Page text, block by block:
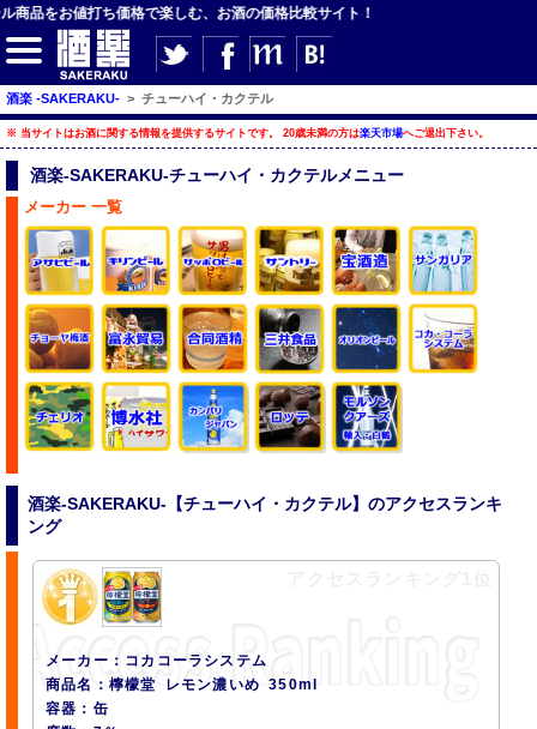
をお値打ち価格で楽しむ、お酒の価格比較サイト！
【サイト内検索】
検索
【ジャンルメニュー】
ビール
発泡酒・新ジャンル
チューハイ・カクテル
ハイボール・水割り
酒楽ブログ
酒楽 -SAKERAKU- > チューハイ・カクテル
※ 当サイトはお酒に関する情報を提供するサイトです。 20歳未満の方は楽天市場へご退出下さい。
酒楽-SAKERAKU-チューハイ・カクテルメニュー
メーカー 一覧
酒楽-SAKERAKU-【チューハイ・カクテル】のアクセスランキ
ング
メーカー：コカコーラシステム
商品名：檸檬堂 レモン濃いめ 350ml
容器：缶